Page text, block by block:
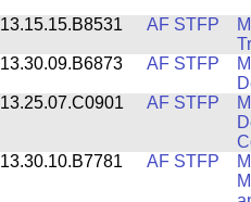
13.15.15.B8531 AF STFP
13.30.09.B6873
AF STFP
13.25.07.C0901
AF STFP
13.30.10.B7781
AF STFP